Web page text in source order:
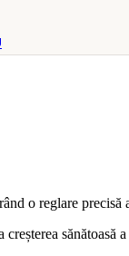
o reglare
sănătoasă